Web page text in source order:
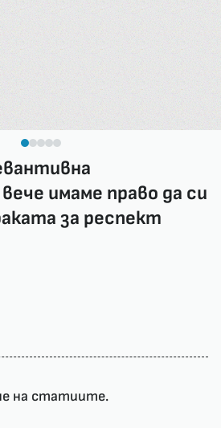
имаме право да си
за респект
на статиите.